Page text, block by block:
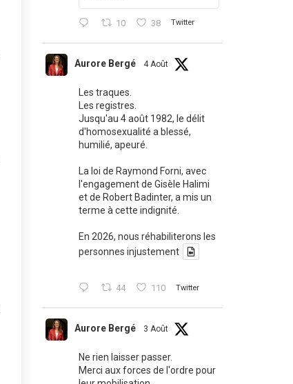
10 38 Twitter
Aurore Bergé 4 Août
Les traques.
Les registres.
Jusqu'au 4 août 1982, le délit
d'homosexualité a blessé,
humilié, apeuré.
La loi de Raymond Forni, avec
l'engagement de Gisèle Halimi
et de Robert Badinter, a mis un
terme à cette indignité.
En 2026, nous réhabiliterons les
personnes injustement
44 110 Twitter
Aurore Bergé 3 Août
Ne rien laisser passer.
Merci aux forces de l'ordre pour